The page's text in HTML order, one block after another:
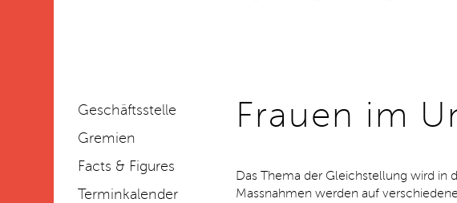
Geschäftsstelle
Gremien
Facts & Figures
Terminkalender
Frauen im
Das Thema der Gleichstellung wird in
Massnahmen werden auf